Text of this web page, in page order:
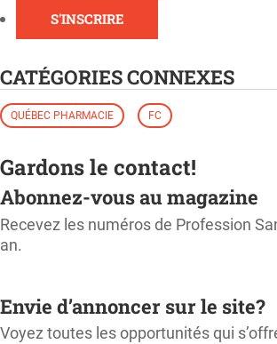
S'INSCRIRE
CATÉGORIES CONNEXES
QUÉBEC PHARMACIE FC
Gardons le contact!
Abonnez-vous au magazine
Recevez les numéros de Profession
an.
Envie d’annoncer sur le site?
Voyez toutes les opportunités qui